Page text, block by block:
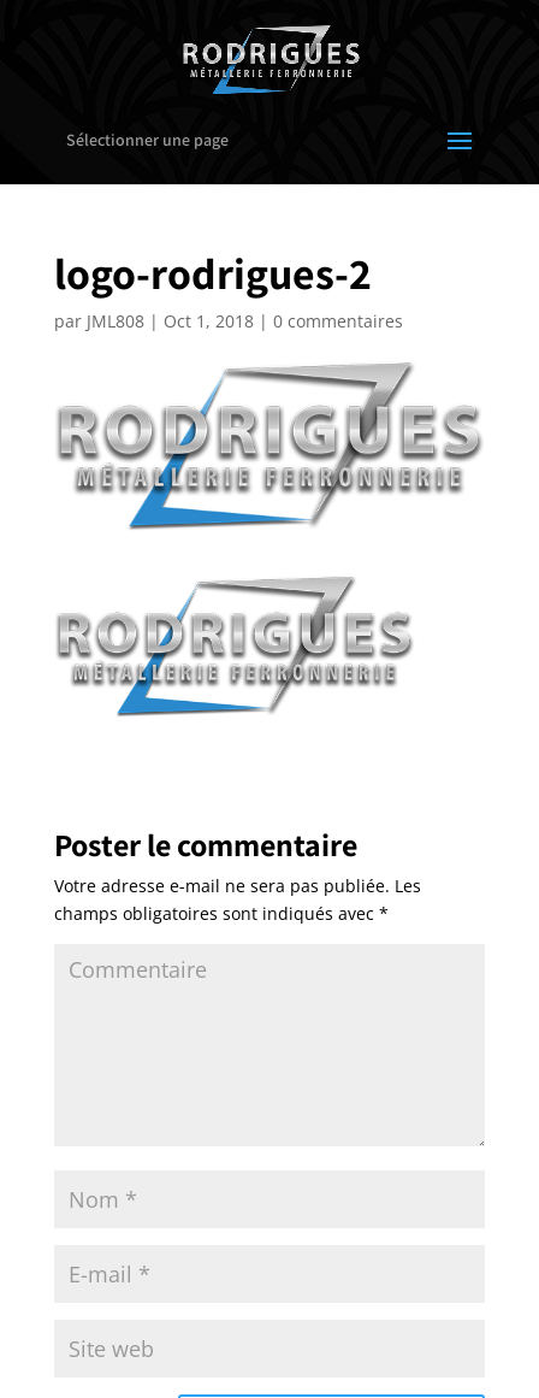
Sélectionner une page
logo-rodrigues-2
par JML808| Oct 1, 2018| 0 commentaires
Poster le commentaire
Votre adresse e-mail ne sera pas publiée. Les
champs obligatoires sont indiqués avec *